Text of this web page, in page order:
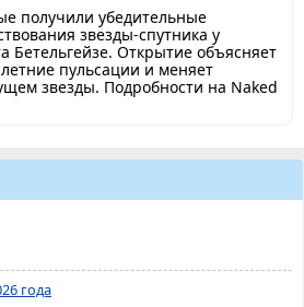
получили убедительные
звезды-спутника у
Бетельгейзе. Открытие объясняет
пульсации и меняет
звезды. Подробности на Naked
года